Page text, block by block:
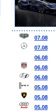
07.08
07.08
06.08
06.08
06.08
05.08
05.08
05.08